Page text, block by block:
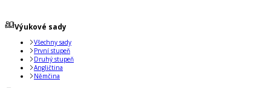
Výukové sady
Všechny sady
První stupeň
Druhý stupeň
Angličtina
Němčina